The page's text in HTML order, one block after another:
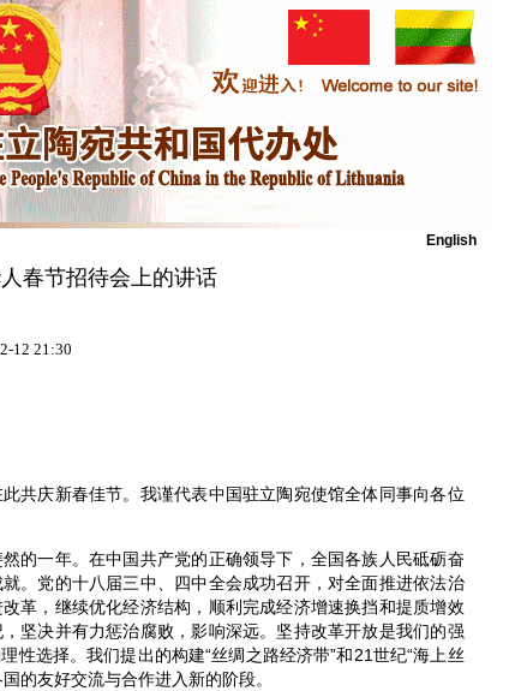
English
春节招待会上的讲话
12 21:30
庆新春佳节。我谨代表中国驻立陶宛使馆全体同事向各位
一年。在中国共产党的正确领导下，全国各族人民砥砺奋
。党的十八届三中、四中全会成功召开，对全面推进依法治
革，继续优化经济结构，顺利完成经济增速换挡和提质增效
坚决并有力惩治腐败，影响深远。坚持改革开放是我们的强
性选择。我们提出的构建“丝绸之路经济带”和21世纪“海上丝
的友好交流与合作进入新的阶段。